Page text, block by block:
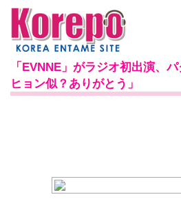
「EVNNE」がラジオ初出演、
ヒョン似？ありがとう」